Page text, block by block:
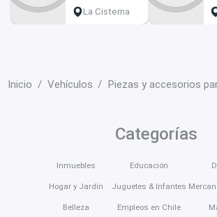
La Cisterna
Inicio Vehículos Piezas y accesorios
Categorías
Inmuebles
Hogar y Jardín
Belleza
Educación
Juguetes & Infantes
Empleos en Chile